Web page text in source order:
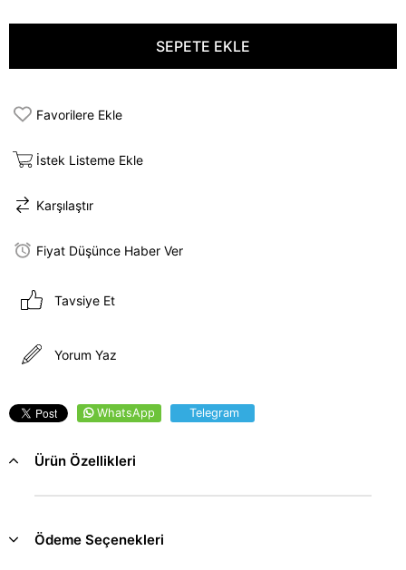
Favorilere Ekle
İstek Listeme Ekle
Karşılaştır
Fiyat Düşünce Haber Ver
Tavsiye Et
Yorum Yaz
WhatsApp Telegram
Ürün Özellikleri
Ödeme Seçenekleri